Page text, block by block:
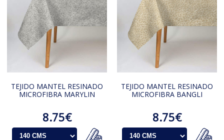
TEJIDO MANTEL RESINADO
MICROFIBRA MARYLIN
8.75€
TEJIDO MANTEL RESINADO
MICROFIBRA BANGLI
8.75€